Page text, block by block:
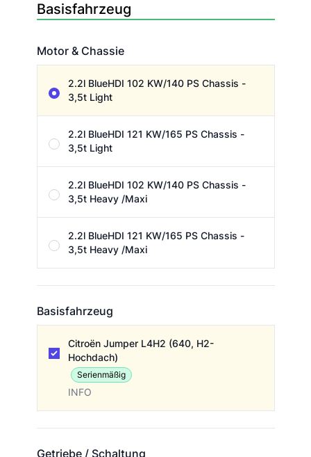
Basisfahrzeug
Motor & Chassie
2.2l BlueHDI 102 KW/140 PS Chassis -
3,5t Light
2.2l BlueHDI 121 KW/165 PS Chassis -
3,5t Light
2.2l BlueHDI 102 KW/140 PS Chassis -
3,5t Heavy /Maxi
2.2l BlueHDI 121 KW/165 PS Chassis -
3,5t Heavy /Maxi
Basisfahrzeug
Citroën Jumper L4H2 (640, H2-
Hochdach)
Serienmäßig
INFO
Getriebe / Schaltung